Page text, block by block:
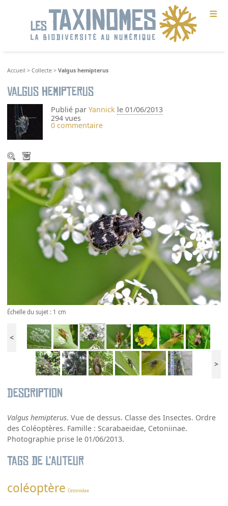
≡
Accueil >Collecte >Valgus hemipterus
Valgus hemipterus
Publié parYannick le 01/06/2013
294 vues
0 commentaire
Échelle du sujet : 1 cm
<
>
Description
Valgus hemipterus. Vue de dessus. Classe des Insectes. Ordre
des Coléoptères. Famille : Scarabaeidae, Cetoniinae.
Photographie prise le 01/06/2013.
Tags de l’auteur
coléoptère Cetoniidae